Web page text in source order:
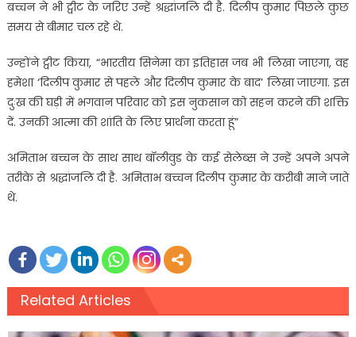
बच्चन ने भी ट्वीट के जरिए उन्हें श्रद्धांजलि दी है. दिलीप कुमार पिछले कुछ
समय से बीमार चल रहे थे.
उन्होंने ट्वीट किया, “भारतीय सिनेमा का इतिहास जब भी लिखा जाएगा, वह
हमेशा ‘दिलीप कुमार से पहले और दिलीप कुमार के बाद’ लिखा जाएगा. इस
दुःख की घड़ी में भगवान परिवार को इस नुकसान को सहन करने की शक्ति
दें. उनकी आत्मा की शांति के लिए प्रार्थना करता हूं”
अमिताभ बच्चन के साथ साथ बॉलीवुड के कई सेलेब्स ने उन्हें अपने अपने
तरीके से श्रद्धांजलि दी है. अमिताभ बच्चन दिलीप कुमार के करीबी माने जाते
थे.
Related Articles